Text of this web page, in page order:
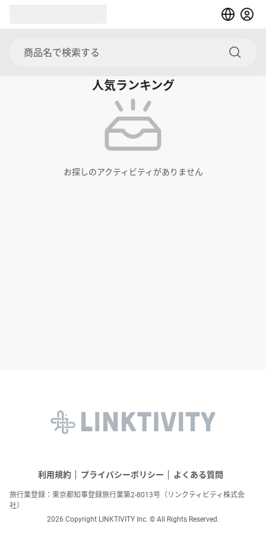
人気ランキング
お探しのアクティビティがありません
利用規約 プライバシーポリシー よくある質問
旅行業登録：東京都知事登録旅行業第2-8013号（リンクティビティ株式会
社）
2026 Copyright LINKTIVITY Inc. © All Rights Reserved.